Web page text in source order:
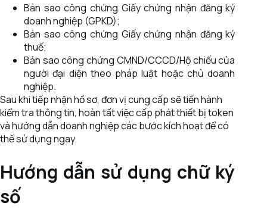
Bản sao công chứng Giấy chứng nhận đăng ký
doanh nghiệp (GPKD);
Bản sao công chứng Giấy chứng nhận đăng ký
thuế;
Bản sao công chứng CMND/CCCD/Hộ chiếu của
người đại diện theo pháp luật hoặc chủ doanh
nghiệp.
Sau khi tiếp nhận hồ sơ, đơn vị cung cấp sẽ tiến hành
kiểm tra thông tin, hoàn tất việc cấp phát thiết bị token
và hướng dẫn doanh nghiệp các bước kích hoạt để có
thể sử dụng ngay.
Hướng dẫn sử dụng chữ ký
số